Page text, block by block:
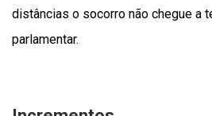
distâncias o socorro não chegue a
parlamentar.